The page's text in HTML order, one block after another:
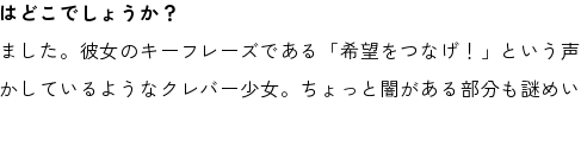
どこでしょうか？
した。彼女のキーフレーズである「希望をつなげ！」という声
しているようなクレバー少女。ちょっと闇がある部分も謎めい